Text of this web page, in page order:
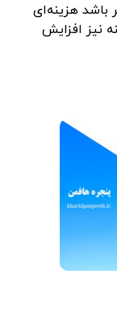
هزینه‌ای
نیز افزایش